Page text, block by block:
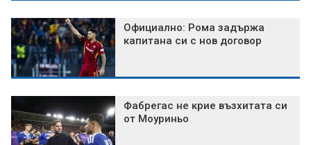
Официално: Рома задържа
капитана си с нов договор
Фабрегас не крие възхитата си
от Моуриньо